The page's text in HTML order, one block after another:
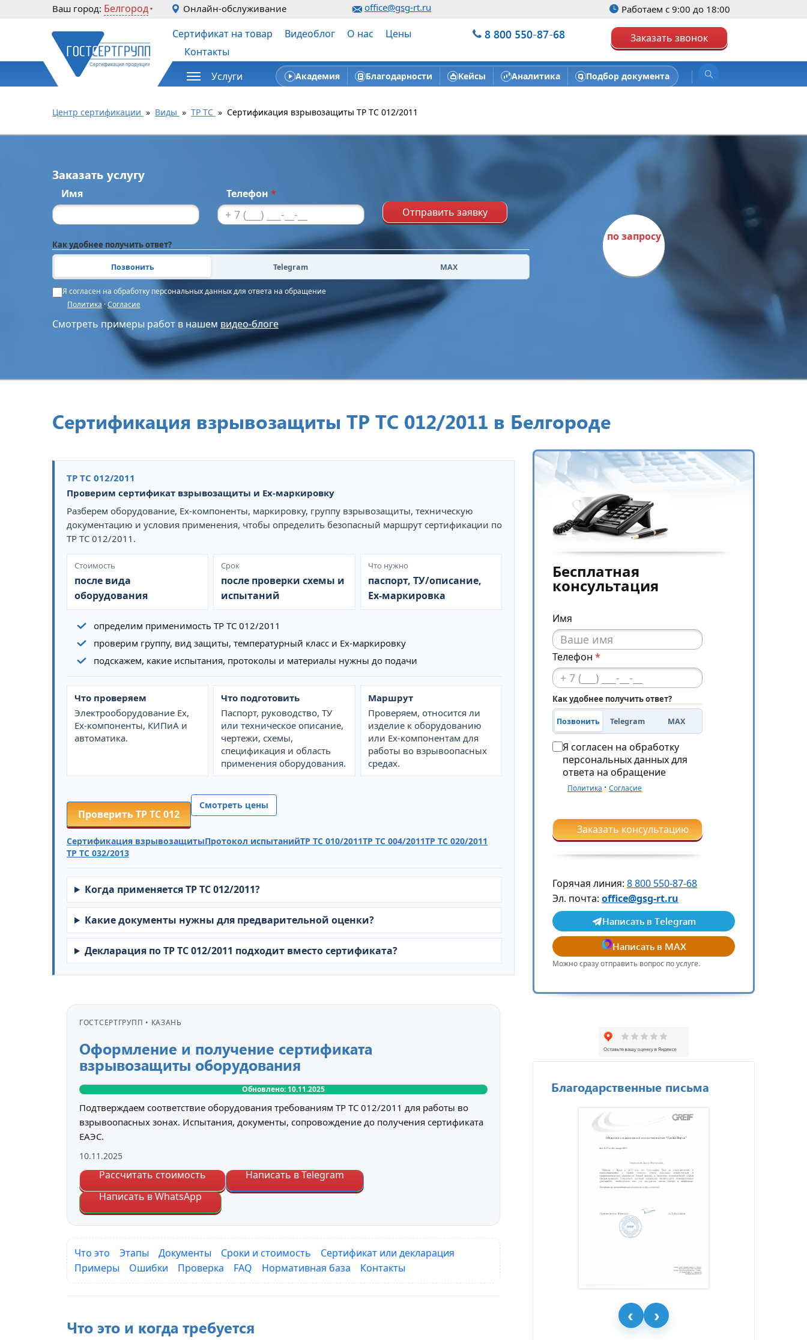
Ваш город: Белгород Онлайн-обслуживание office@gsg-rt.ru Работаем с 9:00 до 18:00
Сертификат на товар Видеоблог О нас
Цены
Контакты
8 800 550-87-68 Заказать звонок
Услуги Академия Благодарности Кейсы Аналитика Подбор документа
Центр сертификации » Виды » ТР ТС » Сертификация взрывозащиты ТР ТС 012/2011
Заказать услугу
Имя Телефон *
Отправить заявку
Как удобнее получить ответ?
Позвонить Telegram MAX
Я согласен на обработку персональных данных для ответа на обращение
Политика ·Согласие
Смотреть примеры работ в нашем видео-блоге
по запросу
Сертификация взрывозащиты ТР ТС 012/2011 в Белгороде
ТР ТС 012/2011
Проверим сертификат взрывозащиты и Ex-маркировку
Разберем оборудование, Ex-компоненты, маркировку, группу взрывозащиты, техническую
документацию и условия применения, чтобы определить безопасный маршрут сертификации по
ТР ТС 012/2011.
Стоимость
после вида
оборудования
Срок
после проверки схемы и
испытаний
Что нужно
паспорт, ТУ/описание,
Ex-маркировка
определим применимость ТР ТС 012/2011
проверим группу, вид защиты, температурный класс и Ex-маркировку
подскажем, какие испытания, протоколы и материалы нужны до подачи
Что проверяем
Электрооборудование Ex,
Ex-компоненты, КИПиА и
автоматика.
Что подготовить
Паспорт, руководство, ТУ
или техническое описание,
чертежи, схемы,
спецификация и область
применения оборудования.
Маршрут
Проверяем, относится ли
изделие к оборудованию
или Ex-компонентам для
работы во взрывоопасных
средах.
Проверить ТР ТС 012
Смотреть цены
Сертификация взрывозащитыПротокол испытанийТР ТС 010/2011ТР ТС 004/2011ТР ТС 020/2011
ТР ТС 032/2013
Когда применяется ТР ТС 012/2011?
Какие документы нужны для предварительной оценки?
Декларация по ТР ТС 012/2011 подходит вместо сертификата?
ГОСТСЕРТГРУПП • КАЗАНЬ
Оформление и получение сертификата
взрывозащиты оборудования
Обновлено: 10.11.2025
Подтверждаем соответствие оборудования требованиям ТР ТС 012/2011 для работы во
взрывоопасных зонах. Испытания, документы, сопровождение до получения сертификата
ЕАЭС.
10.11.2025
Рассчитать стоимость
Написать в Telegram
Написать в WhatsApp
Что это Этапы Документы Сроки и стоимость
Сертификат или декларация
Примеры
Ошибки Проверка FAQ Нормативная база Контакты
Что это и когда требуется
Бесплатная
консультация
Имя
Телефон *
Как удобнее получить ответ?
Позвонить Telegram MAX
Я согласен на обработку
персональных данных для
ответа на обращение
Политика · Согласие
Заказать консультацию
Горячая линия: 8 800 550-87-68
Эл. почта: office@gsg-rt.ru
Написать в Telegram
Написать в MAX
Можно сразу отправить вопрос по услуге.
Благодарственные письма